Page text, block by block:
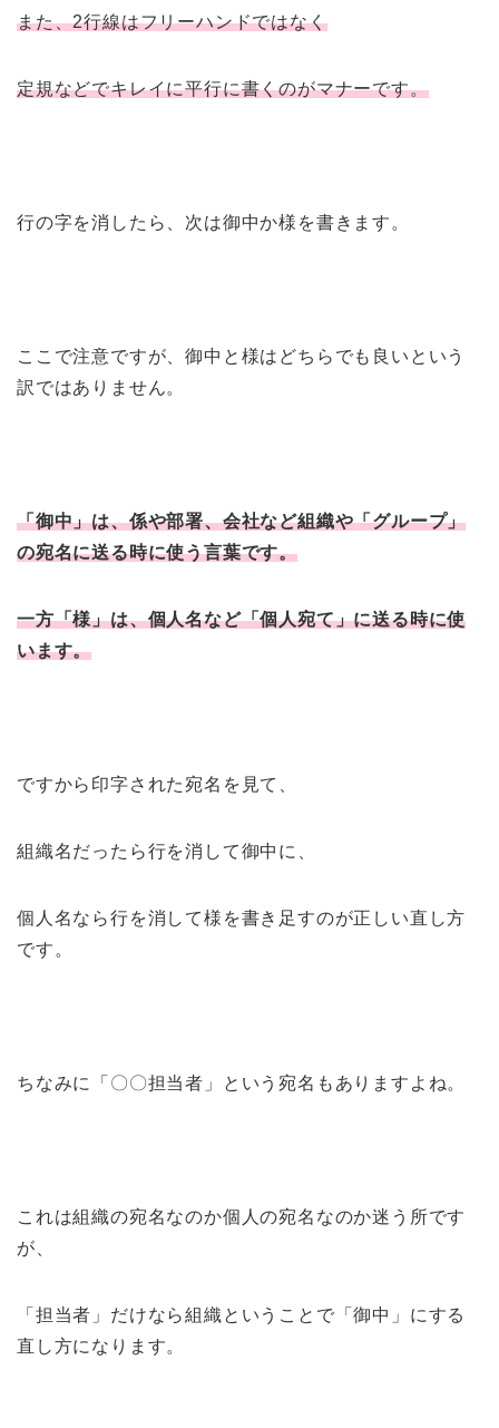
また、2行線はフリーハンドではなく
定規などでキレイに平行に書くのがマナーです。
行の字を消したら、次は御中か様を書きます。
ここで注意ですが、御中と様はどちらでも良いという
訳ではありません。
「御中」は、係や部署、会社など組織や「グループ」
の宛名に送る時に使う言葉です。
一方「様」は、個人名など「個人宛て」に送る時に使
います。
ですから印字された宛名を見て、
組織名だったら行を消して御中に、
個人名なら行を消して様を書き足すのが正しい直し方
です。
ちなみに「〇〇担当者」という宛名もありますよね。
これは組織の宛名なのか個人の宛名なのか迷う所です
が、
「担当者」だけなら組織ということで「御中」にする
直し方になります。